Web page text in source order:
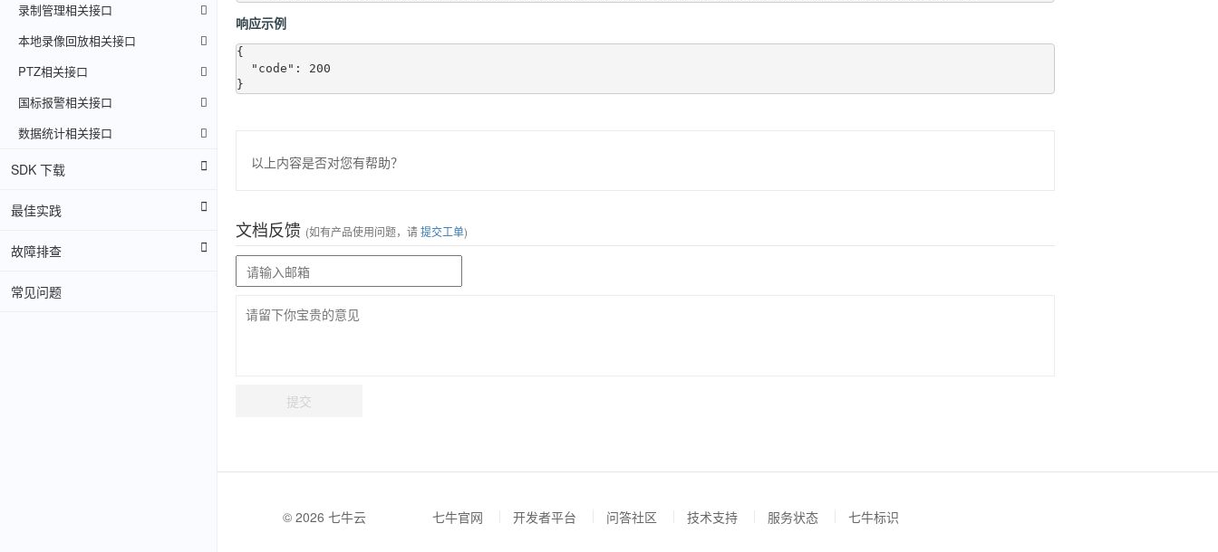
录制管理相关接口
本地录像回放相关接口
PTZ相关接口
国标报警相关接口
数据统计相关接口
SDK 下载
最佳实践
故障排查
常见问题
响应示例
{
以上内容是否对您有帮助？
文档反馈 (如有产品使用问题，请提交工单)
提交
© 2026 七牛云 七牛官网 开发者平台 问答社区 技术支持 服务状态 七牛标识